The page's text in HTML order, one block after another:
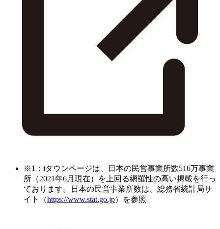
※1：iタウンページは、日本の民営事業所数516万事業
所（2021年6月現在）を上回る網羅性の高い掲載を行っ
ております。日本の民営事業所数は、総務省統計局サ
イト（https://www.stat.go.jp）を参照